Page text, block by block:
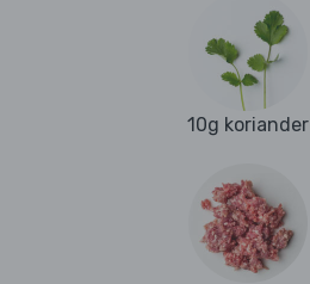
10g koriander